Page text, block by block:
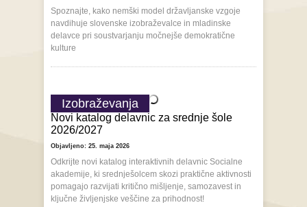
Spoznajte, kako nemški model državljanske vzgoje
navdihuje slovenske izobraževalce in mladinske
delavce pri soustvarjanju močnejše demokratične
kulture
Izobraževanja
Novi katalog delavnic za srednje šole
2026/2027
Objavljeno: 25. maja 2026
Odkrijte novi katalog interaktivnih delavnic Socialne
akademije, ki srednješolcem skozi praktične aktivnosti
pomagajo razvijati kritično mišljenje, samozavest in
ključne življenjske veščine za prihodnost!